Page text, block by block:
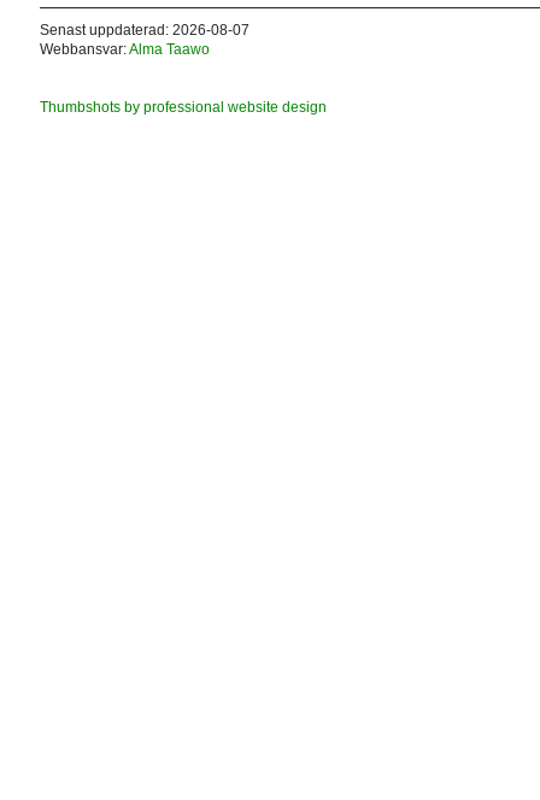
Senast uppdaterad: 2026-08-07
Webbansvar:Alma Taawo
Thumbshots by professional website design